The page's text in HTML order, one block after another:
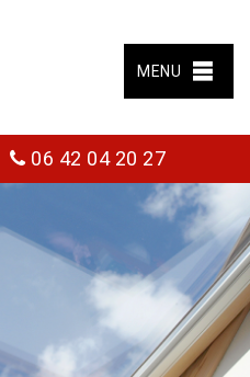
MENU
06 42 04 20 27